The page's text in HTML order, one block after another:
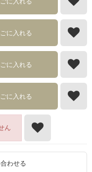
に入れる
に入れる
に入れる
ん
わせる